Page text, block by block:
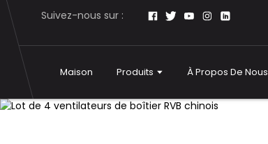
Suivez-nous sur :
Maison Produits À Propos De Nous